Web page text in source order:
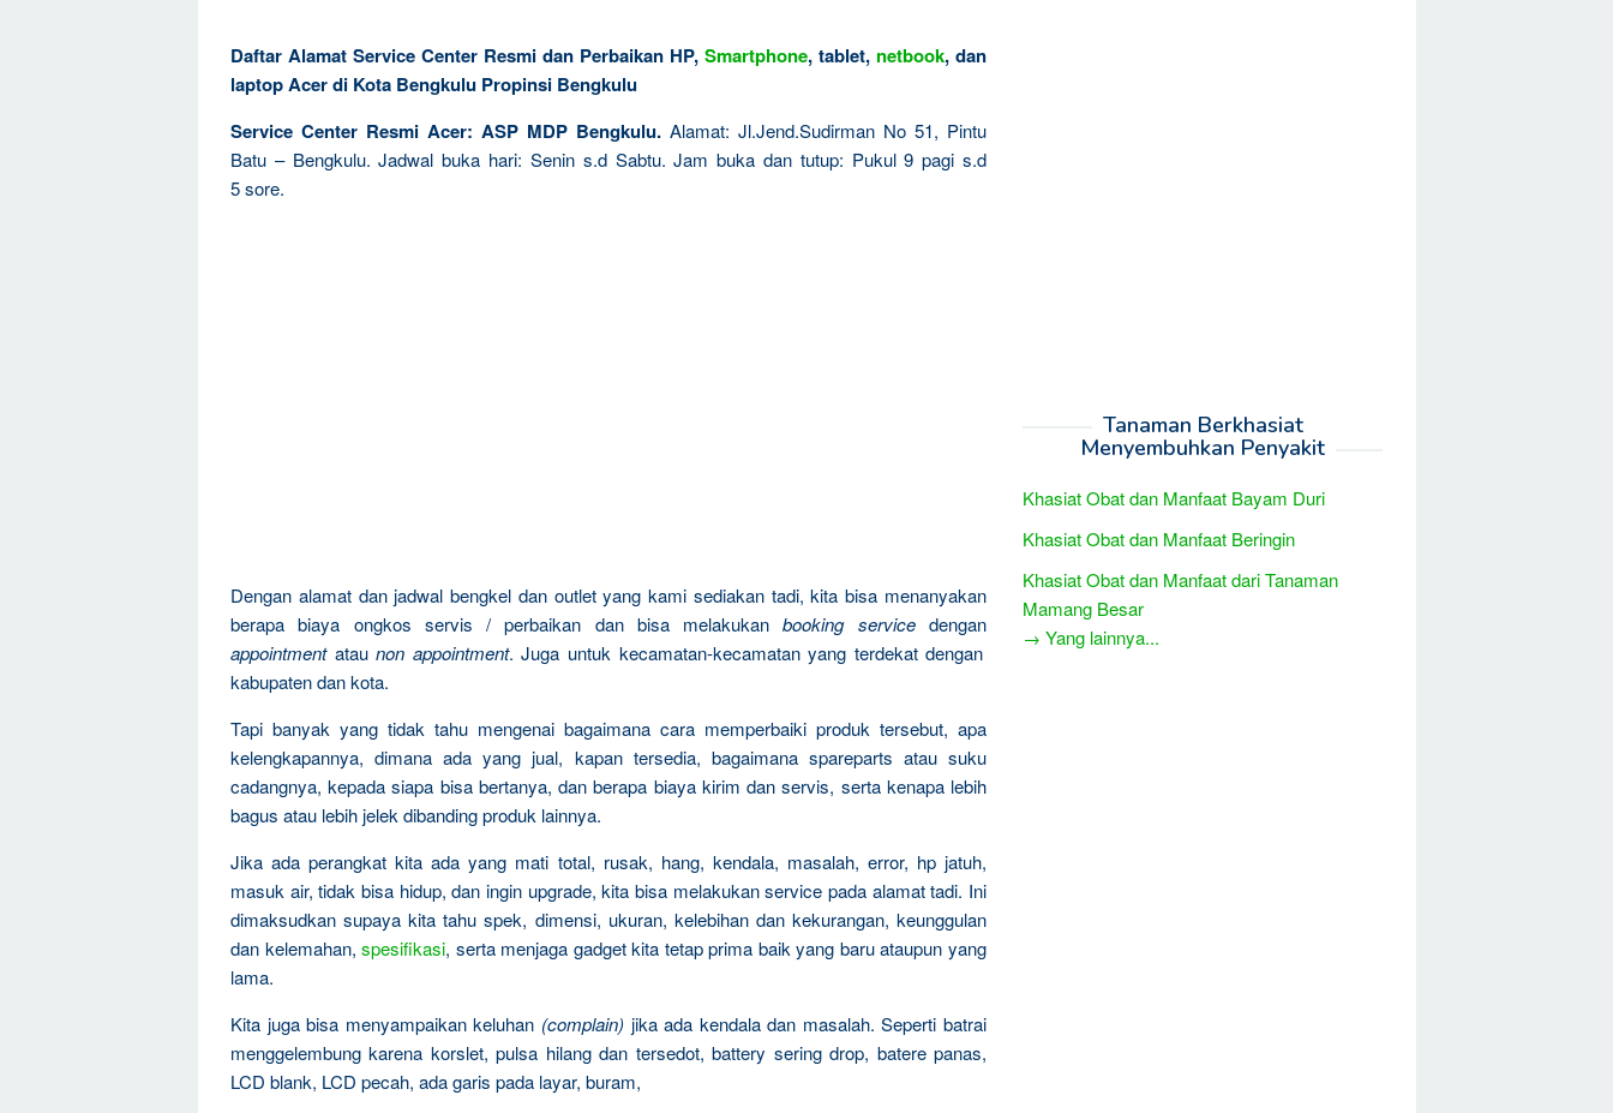
Daftar Alamat Service Center Resmi dan Perbaikan HP, Smartphone, tablet, netbook, dan
laptop Acer di Kota Bengkulu Propinsi Bengkulu
Service Center Resmi Acer: ASP MDP Bengkulu. Alamat: Jl.Jend.Sudirman No 51, Pintu
Batu – Bengkulu. Jadwal buka hari: Senin s.d Sabtu. Jam buka dan tutup: Pukul 9 pagi s.d
5 sore.
Dengan alamat dan jadwal bengkel dan outlet yang kami sediakan tadi, kita bisa menanyakan
berapa biaya ongkos servis / perbaikan dan bisa melakukanbooking servicedengan
appointmentataunon appointment. Juga untuk kecamatan-kecamatan yang terdekat dengan
kabupaten dan kota.
Tapi banyak yang tidak tahu mengenai bagaimana cara memperbaiki produk tersebut, apa
kelengkapannya, dimana ada yang jual, kapan tersedia, bagaimana spareparts atau suku
cadangnya, kepada siapa bisa bertanya, dan berapa biaya kirim dan servis, serta kenapa lebih
bagus atau lebih jelek dibanding produk lainnya.
Jika ada perangkat kita ada yang mati total, rusak, hang, kendala, masalah, error, hp jatuh,
masuk air, tidak bisa hidup, dan ingin upgrade, kita bisa melakukan service pada alamat tadi. Ini
dimaksudkan supaya kita tahu spek, dimensi, ukuran, kelebihan dan kekurangan, keunggulan
dan kelemahan,spesifikasi, serta menjaga gadget kita tetap prima baik yang baru ataupun yang
lama.
Kita juga bisa menyampaikan keluhan (complain) jika ada kendala dan masalah. Seperti batrai
menggelembung karena korslet, pulsa hilang dan tersedot, battery sering drop, batere panas,
LCD blank, LCD pecah, ada garis pada layar, buram,
Tanaman Berkhasiat
Menyembuhkan Penyakit
Khasiat Obat dan Manfaat Bayam Duri
Khasiat Obat dan Manfaat Beringin
Khasiat Obat dan Manfaat dari Tanaman
Mamang Besar
→ Yang lainnya...